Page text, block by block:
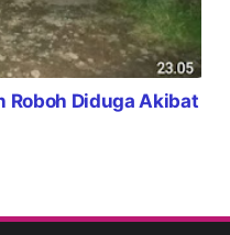
Roboh Diduga Akibat